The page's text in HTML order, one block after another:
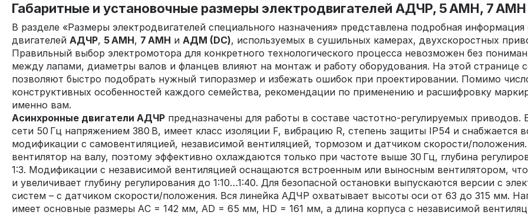
Габаритные и установочные размеры электродвигателей АДЧР, 5 АМН, 7
В разделе «Размеры электродвигателей специального назначения» представлена подробная
двигателей АДЧР, 5 АМН, 7 АМН и АДМ (DC), используемых в сушильных камерах, двухскоростных
Правильный выбор электромотора для конкретного технологического процесса невозможен без
между лапами, диаметры валов и фланцев влияют на монтаж и работу оборудования. На этой странице
позволяют быстро подобрать нужный типоразмер и избежать ошибок при проектировании. Помимо
конструктивных особенностей каждого семейства, рекомендации по применению и расшифровку
именно вам.
Асинхронные двигатели АДЧР предназначены для работы в составе частотно‑регулируемых
сети 50 Гц напряжением 380 В, имеет класс изоляции F, вибрацию R, степень защиты IP54 и снабжается
модификации с самовентиляцией, независимой вентиляцией, тормозом и датчиком скорости/
вентилятор на валу, поэтому эффективно охлаждаются только при частоте выше 30 Гц, глубина
1:3. Модификации с независимой вентиляцией оснащаются встроенным или выносным вентилятором,
и увеличивает глубину регулирования до 1:10…1:40. Для безопасной остановки выпускаются версии с
систем – с датчиком скорости/положения. Вся линейка АДЧР охватывает высоты оси от 63 до 315 мм.
имеет основные размеры AС = 142 мм, AD = 65 мм, HD = 161 мм, а длина корпуса с независимой